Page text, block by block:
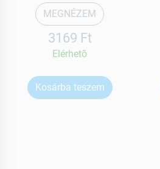
MEGNÉZEM
3169 Ft
Elérhetõ
Kosárba teszem